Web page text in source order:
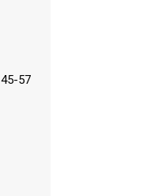
45-57